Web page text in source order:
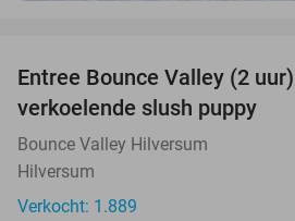
Entree Bounce Valley (2
verkoelende slush puppy
Bounce Valley Hilversum
Hilversum
Verkocht: 1.889